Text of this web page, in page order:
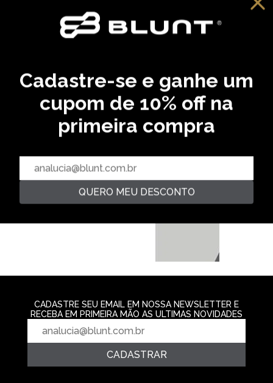
distinctio adipisci hic molestiae, amet quibusdam
cupiditate inventore fugit eveniet aliquam similique
praesentium debitis ab necessitatibus, dolorem
VOCÊ PODE GOSTAR
CAMISETA LETTERING -
Cadastre-se e ganhe um
cupom de 10% off na
primeira compra
QUERO MEU DESCONTO
CADASTRE SEU EMAIL EM NOSSA NEWSLETTER E
RECEBA EM PRIMEIRA MÃO AS ULTIMAS NOVIDADES
CADASTRAR